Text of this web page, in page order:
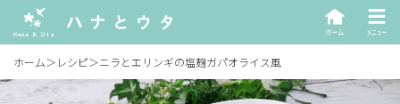
ホーム＞ レシピ＞ニラとエリンギの塩麹ガパオライス風